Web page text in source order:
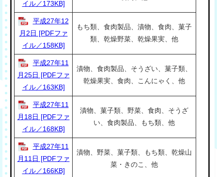
イル／173KB]
平成27年12
月2日 [PDFファ
イル／158KB]
もち類、食肉製品、漬物、食肉、菓子
類、乾燥野菜、乾燥果実、他
平成27年11
月25日 [PDFファ
イル／163KB]
漬物、食肉製品、そうざい、菓子類、
乾燥果実、食肉、こんにゃく、他
平成27年11
月18日 [PDFファ
イル／168KB]
漬物、菓子類、野菜、食肉、そうざ
い、食肉製品、もち類、他
平成27年11
月11日 [PDFファ
イル／166KB]
漬物、野菜、菓子類、もち類、乾燥山
菜・きのこ、他